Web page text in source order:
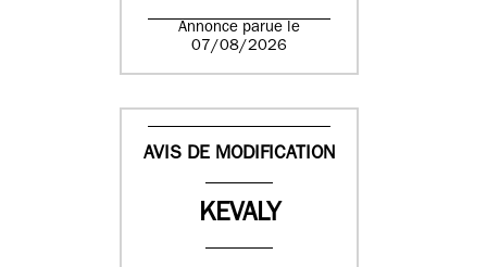
Annonce parue le
07/08/2026
AVIS DE MODIFICATION
KEVALY